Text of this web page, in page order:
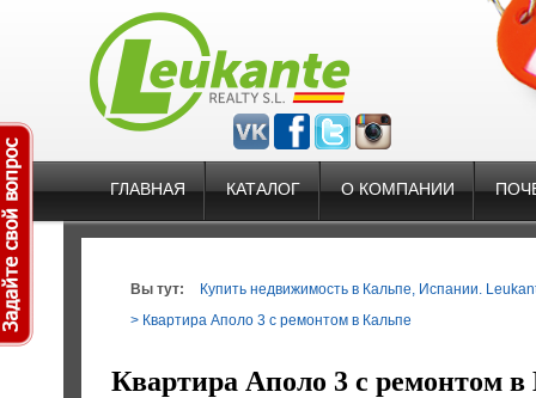
ГЛАВНАЯ КАТАЛОГ О КОМПАНИИ
Вы тут:
Купить недвижимость в Кальпе, Испании.
> Квартира Аполо 3 с ремонтом в Кальпе
Квартира Аполо 3 с ремонтом в